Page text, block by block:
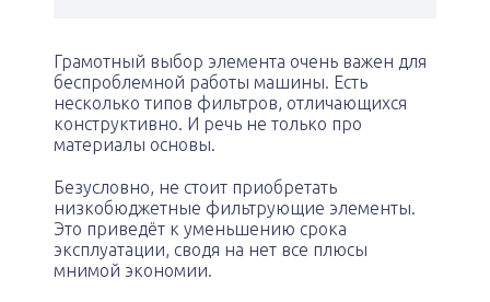
Грамотный выбор элемента очень важен для
беспроблемной работы машины. Есть
несколько типов фильтров, отличающихся
конструктивно. И речь не только про
материалы основы.
Безусловно, не стоит приобретать
низкобюджетные фильтрующие элементы.
Это приведёт к уменьшению срока
эксплуатации, сводя на нет все плюсы
мнимой экономии.